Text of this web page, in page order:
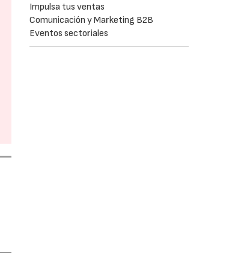
Impulsa tus ventas
Comunicación y Marketing B2B
Eventos sectoriales